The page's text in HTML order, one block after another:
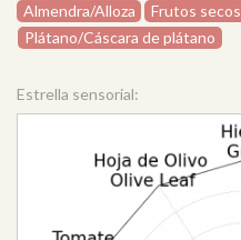
Almendra/Alloza
Frutos secos
Plátano/Cáscara de plátano
Estrella sensorial: